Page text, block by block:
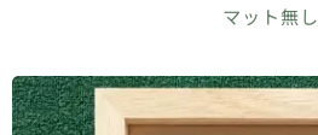
マット無し